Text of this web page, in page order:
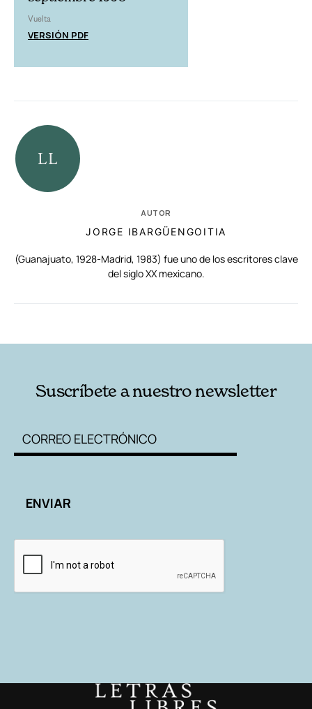
Vuelta
VERSIÓN PDF
AUTOR
JORGE IBARGÜENGOITIA
(Guanajuato, 1928-Madrid, 1983) fue uno de los escritores clave
del siglo XX mexicano.
Suscríbete a nuestro newsletter